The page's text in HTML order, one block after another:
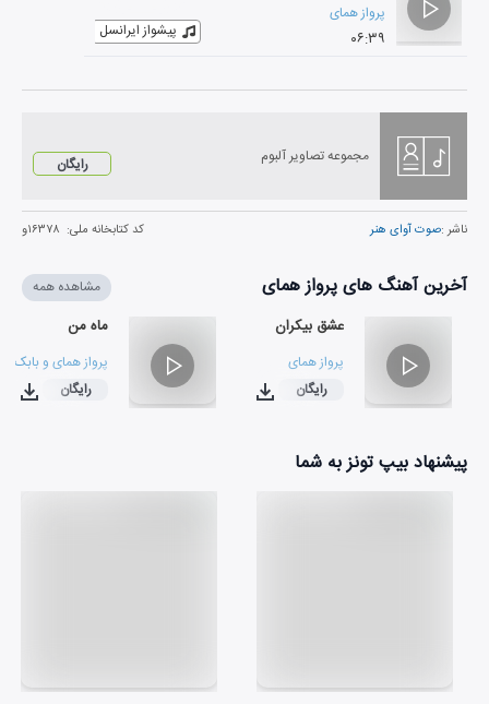
پرواز همای
۰۶:۳۹ پیشواز ایرانسل
مجموعه تصاویر آلبوم رایگان
ناشر :صوت آوای هنر کد کتابخانه ملی: ۱۶۳۷۸و
آخرین آهنگ های پرواز همای مشاهده همه
عشق بیکران
پرواز همای
۰۲:۳۲
رایگان
ماه من
پرواز همای و بابک
۰۴:۳۶
رایگان
پیشنهاد بیپ تونز به شما